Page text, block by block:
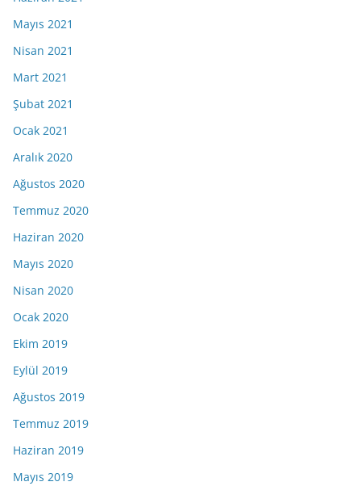
Mayıs 2021
Nisan 2021
Mart 2021
Şubat 2021
Ocak 2021
Aralık 2020
Ağustos 2020
Temmuz 2020
Haziran 2020
Mayıs 2020
Nisan 2020
Ocak 2020
Ekim 2019
Eylül 2019
Ağustos 2019
Temmuz 2019
Haziran 2019
Mayıs 2019